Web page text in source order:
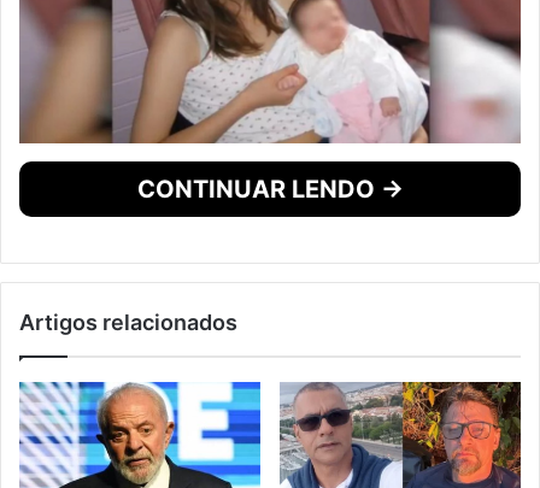
CONTINUAR LENDO →
Artigos relacionados